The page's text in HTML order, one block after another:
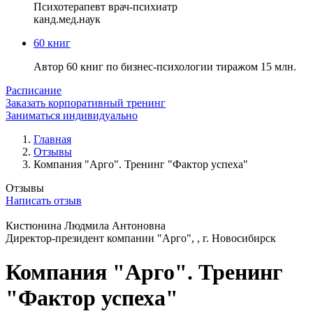
Психотерапевт врач-психиатр
канд.мед.наук
60 книг
Автор 60 книг по бизнес-психологии тиражом 15 млн.
Расписание
Заказать корпоративный тренинг
Заниматься индивидуально
Главная
Отзывы
Компания "Арго". Тренинг "Фактор успеха"
Отзывы
Написать отзыв
Кистюнина Людмила Антоновна
Директор-президент компании "Арго", , г. Новосибирск
Компания "Арго". Тренинг
"Фактор успеха"